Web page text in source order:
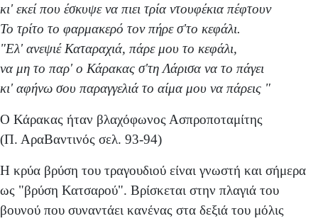
κι' εκεί που έσκυψε να πιει τρία ντουφέκια πέφτουν
Το τρίτο το φαρμακερό τον πήρε σ'το κεφάλι.
"Ελ' ανεψιέ Καταραχιά, πάρε μου το κεφάλι,
να μη το παρ' ο Κάρακας σ'τη Λάρισα να το πάγει
κι' αφήνω σου παραγγελιά το αίμα μου να πάρεις "
Ο Κάρακας ήταν βλαχόφωνος Ασπροποταμίτης
(Π. ΑραΒαντινός σελ. 93-94)
Η κρύα βρύση του τραγουδιού είναι γνωστή και σήμερα
ως "βρύση Κατσαρού". Βρίσκεται στην πλαγιά του
βουνού που συναντάει κανένας στα δεξιά του μόλις